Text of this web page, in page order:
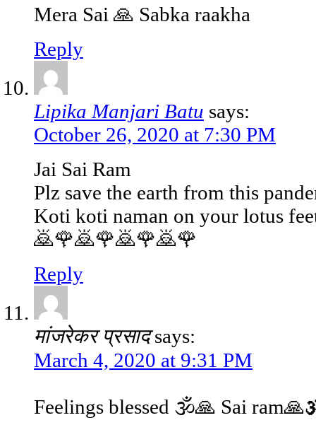
Mera Sai 🙏 Sabka raakha
Reply
Lipika Manjari Batu says:
October 26, 2020 at 7:30 PM
Jai Sai Ram
Plz save the earth from this
Koti koti naman on your lotus
🙇🌹🙇🌹🙇🌹🙇🌹
Reply
मांजरेकर प्रसाद says:
March 4, 2020 at 9:31 PM
Feelings blessed 🕉️🙏 Sai